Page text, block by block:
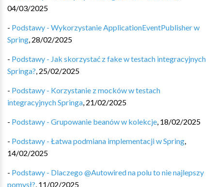
04/03/2025
- Podstawy - Wykorzystanie ApplicationEventPublisher w
Spring, 28/02/2025
- Podstawy - Jak skorzystać z fake w testach integracyjnych
Springa?, 25/02/2025
- Podstawy - Korzystanie z mocków w testach
integracyjnych Springa, 21/02/2025
- Podstawy - Grupowanie beanów w kolekcje, 18/02/2025
- Podstawy - Łatwa podmiana implementacji w Spring,
14/02/2025
- Podstawy - Dlaczego @Autowired na polu to nie najlepszy
pomysł?, 11/02/2025